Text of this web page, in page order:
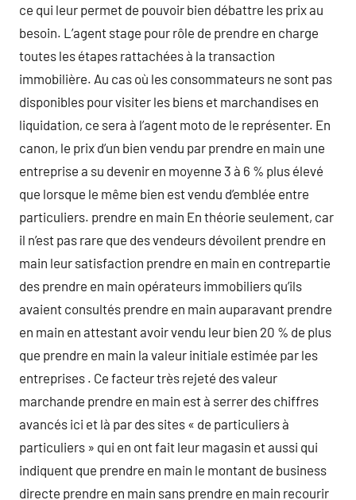
ce qui leur permet de pouvoir bien débattre les prix au
besoin. L’agent stage pour rôle de prendre en charge
toutes les étapes rattachées à la transaction
immobilière. Au cas où les consommateurs ne sont pas
disponibles pour visiter les biens et marchandises en
liquidation, ce sera à l’agent moto de le représenter. En
canon, le prix d’un bien vendu par prendre en main une
entreprise a su devenir en moyenne 3 à 6 % plus élevé
que lorsque le même bien est vendu d’emblée entre
particuliers. prendre en main En théorie seulement, car
il n’est pas rare que des vendeurs dévoilent prendre en
main leur satisfaction prendre en main en contrepartie
des prendre en main opérateurs immobiliers qu’ils
avaient consultés prendre en main auparavant prendre
en main en attestant avoir vendu leur bien 20 % de plus
que prendre en main la valeur initiale estimée par les
entreprises . Ce facteur très rejeté des valeur
marchande prendre en main est à serrer des chiffres
avancés ici et là par des sites « de particuliers à
particuliers » qui en ont fait leur magasin et aussi qui
indiquent que prendre en main le montant de business
directe prendre en main sans prendre en main recourir